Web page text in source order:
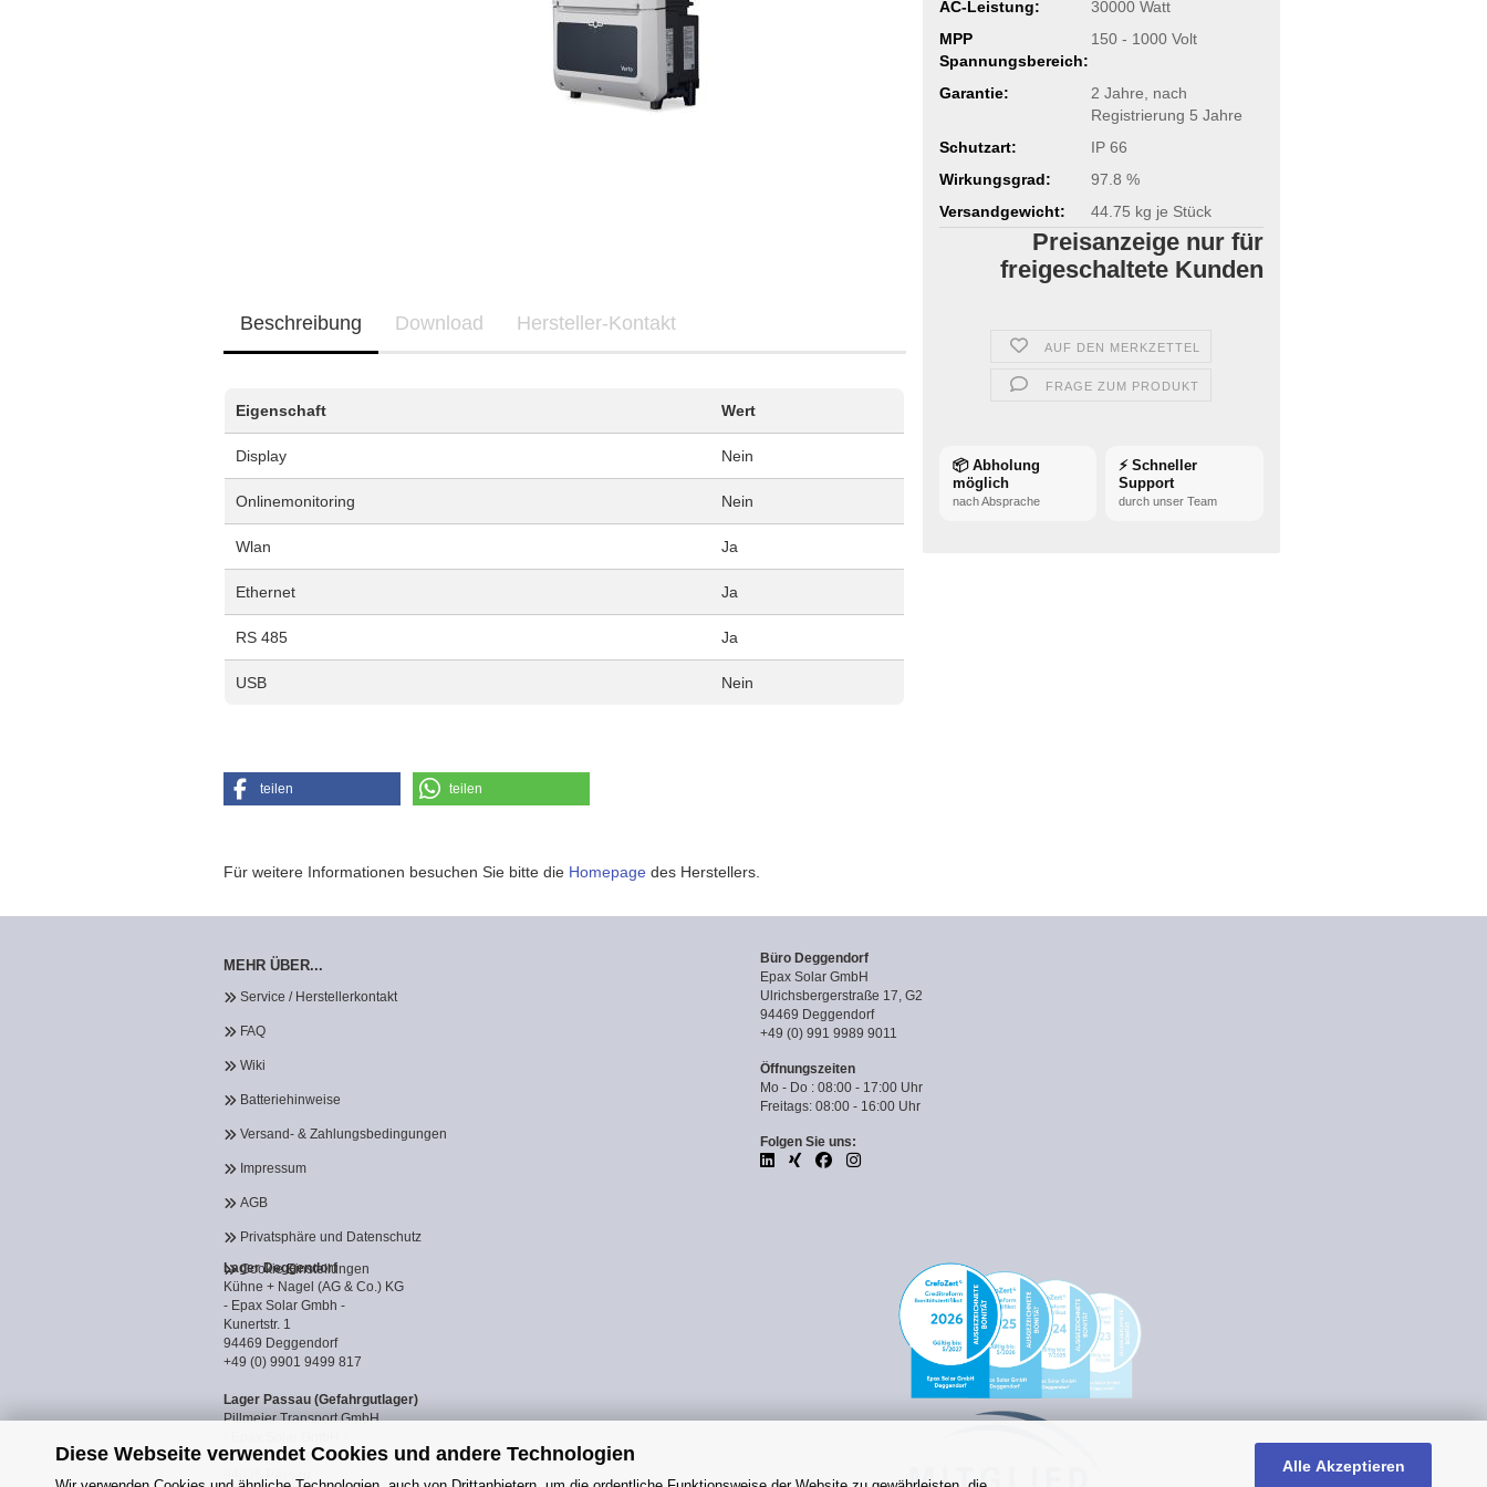
Diese Webseite verwendet Cookies und andere Technologien
Alle Akzeptieren
AC-Leistung:
30000 Watt
MPP
Spannungsbereich:
150 - 1000 Volt
Garantie:
2 Jahre, nach
Registrierung 5 Jahre
Schutzart:
IP 66
Wirkungsgrad:
97.8 %
Versandgewicht:
44.75 kg je Stück
Preisanzeige nur für
freigeschaltete Kunden
AUF DEN MERKZETTEL
FRAGE ZUM PRODUKT
📦 Abholung
möglich
nach Absprache
⚡ Schneller
Support
durch unser Team
Beschreibung Download Hersteller-Kontakt
Eigenschaft Wert
Display Nein
Onlinemonitoring Nein
Wlan Ja
Ethernet Ja
RS 485 Ja
USB Nein
teilen teilen
Für weitere Informationen besuchen Sie bitte die Homepage des Herstellers.
MEHR ÜBER...
Service / Herstellerkontakt
FAQ
Wiki
Batteriehinweise
Versand- & Zahlungsbedingungen
Impressum
AGB
Privatsphäre und Datenschutz
Cookie Einstellungen
Büro Deggendorf
Epax Solar GmbH
Ulrichsbergerstraße 17, G2
94469 Deggendorf
+49 (0) 991 9989 9011
Öffnungszeiten
Mo - Do : 08:00 - 17:00 Uhr
Freitags: 08:00 - 16:00 Uhr
Folgen Sie uns:
Lager Deggendorf
Kühne + Nagel (AG & Co.) KG
- Epax Solar Gmbh -
Kunertstr. 1
94469 Deggendorf
+49 (0) 9901 9499 817
Lager Passau (Gefahrgutlager)
Pillmeier Transport GmbH
Industriestraße 14a